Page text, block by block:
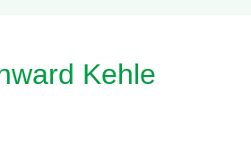
Kehle